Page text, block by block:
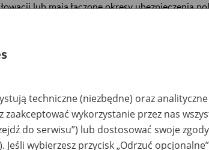
lub mają łączone okresy ubezpieczenia
- dla osób, które mają tylko polskie okresy
Słowenii lub mają łączone okresy
- dla osób, które
w Niemczech lub mają łączone okresy
- dla osób, które mają tylko polskie okresy
na Litwie, na Łotwie, w Norwegii, Szwecji
techniczne (niezbędne) oraz
zaakceptować wykorzystanie przez nas
do serwisu”) lub dostosować swoje
Jeśli wybierzesz przycisk „Odrzuć